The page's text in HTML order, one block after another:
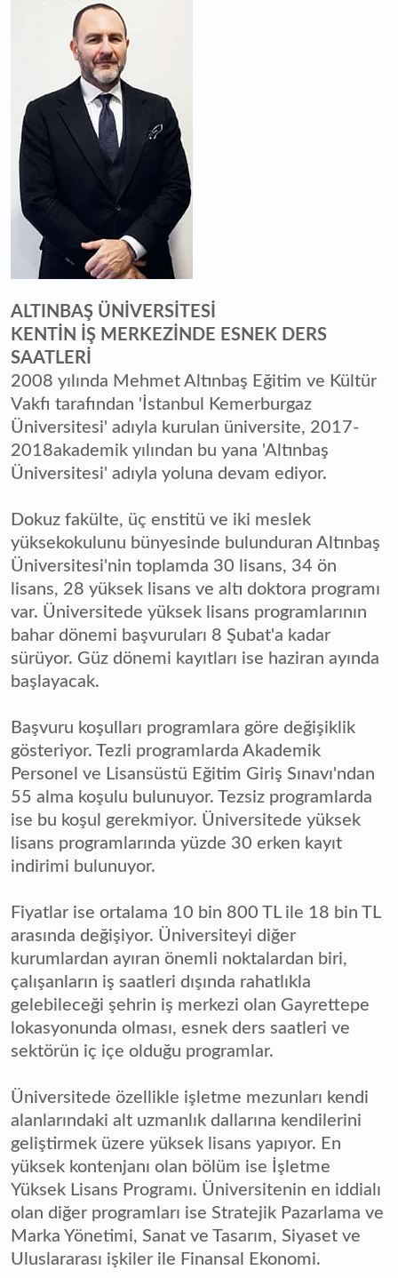
ALTINBAŞ ÜNİVERSİTESİ
KENTİN İŞ MERKEZİNDE ESNEK DERS
SAATLERİ
2008 yılında Mehmet Altınbaş Eğitim ve Kültür
Vakfı tarafından 'İstanbul Kemerburgaz
Üniversitesi' adıyla kurulan üniversite, 2017-
2018akademik yılından bu yana 'Altınbaş
Üniversitesi' adıyla yoluna devam ediyor.
Dokuz fakülte, üç enstitü ve iki meslek
yüksekokulunu bünyesinde bulunduran Altınbaş
Üniversitesi'nin toplamda 30 lisans, 34 ön
lisans, 28 yüksek lisans ve altı doktora programı
var. Üniversitede yüksek lisans programlarının
bahar dönemi başvuruları 8 Şubat'a kadar
sürüyor. Güz dönemi kayıtları ise haziran ayında
başlayacak.
Başvuru koşulları programlara göre değişiklik
gösteriyor. Tezli programlarda Akademik
Personel ve Lisansüstü Eğitim Giriş Sınavı'ndan
55 alma koşulu bulunuyor. Tezsiz programlarda
ise bu koşul gerekmiyor. Üniversitede yüksek
lisans programlarında yüzde 30 erken kayıt
indirimi bulunuyor.
Fiyatlar ise ortalama 10 bin 800 TL ile 18 bin TL
arasında değişiyor. Üniversiteyi diğer
kurumlardan ayıran önemli noktalardan biri,
çalışanların iş saatleri dışında rahatlıkla
gelebileceği şehrin iş merkezi olan Gayrettepe
lokasyonunda olması, esnek ders saatleri ve
sektörün iç içe olduğu programlar.
Üniversitede özellikle işletme mezunları kendi
alanlarındaki alt uzmanlık dallarına kendilerini
geliştirmek üzere yüksek lisans yapıyor. En
yüksek kontenjanı olan bölüm ise İşletme
Yüksek Lisans Programı. Üniversitenin en iddialı
olan diğer programları ise Stratejik Pazarlama ve
Marka Yönetimi, Sanat ve Tasarım, Siyaset ve
Uluslararası işkiler ile Finansal Ekonomi.